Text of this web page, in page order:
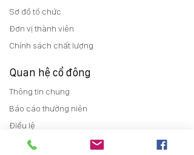
Sơ đồ tổ chức
Đơn vị thành viên
Chính sách chất lượng
Quan hệ cổ đông
Thông tin chung
Báo cáo thường niên
Điều lệ
Trợ giúp cổ đông